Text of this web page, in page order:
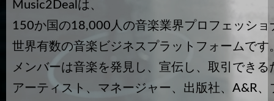
Music2Dealは、
150か国の18,000人の音楽業界プロフェッショ
世界有数の音楽ビジネスプラットフォームです
メンバーは音楽を発見し、宣伝し、取引できる
アーティスト、マネージャー、出版社、A&R